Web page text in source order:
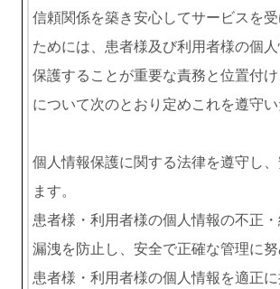
信頼関係を築き安心してサービスを受
ためには、患者様及び利用者様の個
保護することが重要な責務と位置付
について次のとおり定めこれを遵守い
個人情報保護に関する法律を遵守し
ます。
患者様・利用者様の個人情報の不正・
漏洩を防止し、安全で正確な管理に努
患者様・利用者様の個人情報を適正